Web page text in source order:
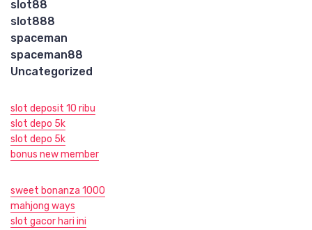
slot88
slot888
spaceman
spaceman88
Uncategorized
slot deposit 10 ribu
slot depo 5k
slot depo 5k
bonus new member
sweet bonanza 1000
mahjong ways
slot gacor hari ini